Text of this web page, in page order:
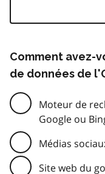
Comment avez-
de données de
Moteur de
Google ou
Médias
Site web du